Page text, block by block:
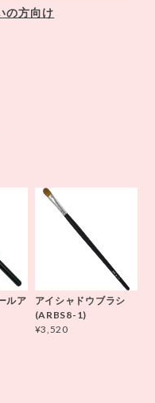
の方向け
ルア
アイシャドウブラシ
(ARBS8-1)
¥3,520